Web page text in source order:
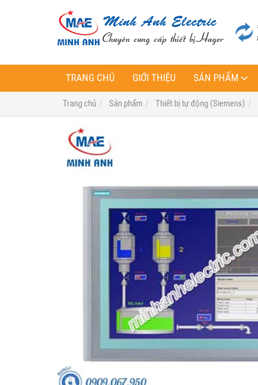
TRANG CHỦ GIỚI THIỆU SẢN PHẨM
Trang chủ Sản phẩm Thiết bị tự động (Siemens)